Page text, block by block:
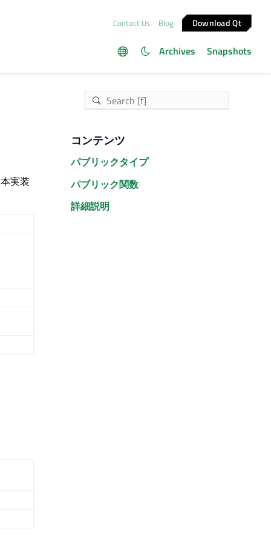
Contact Us Blog Download Qt
Archives Snapshots
実装
コンテンツ
パブリックタイプ
パブリック関数
詳細説明